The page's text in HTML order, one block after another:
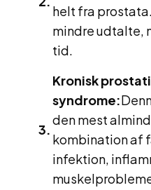
helt fra
mindre udtalte,
tid.
Kronisk
syndrome:
den mest
kombination af
infektion,